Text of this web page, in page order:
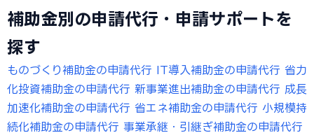
補助金別の申請代行・申請サポートを
探す
ものづくり補助金の申請代行 IT導入補助金の申請代行 省力
化投資補助金の申請代行 新事業進出補助金の申請代行 成長
加速化補助金の申請代行 省エネ補助金の申請代行 小規模持
続化補助金の申請代行 事業承継・引継ぎ補助金の申請代行